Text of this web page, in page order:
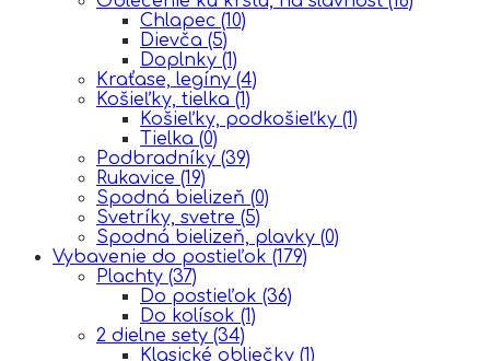
Chlapec (10)
Dievča (5)
Doplnky (1)
Kraťase, legíny (4)
Košieľky, tielka (1)
Košieľky, podkošieľky (1)
Tielka (0)
Podbradníky (39)
Rukavice (19)
Spodná bielizeň (0)
Svetríky, svetre (5)
Spodná bielizeň, plavky (0)
Vybavenie do postieľok (179)
Plachty (37)
Do postieľok (36)
Do kolísok (1)
2 dielne sety (34)
Klasické obliečky (1)